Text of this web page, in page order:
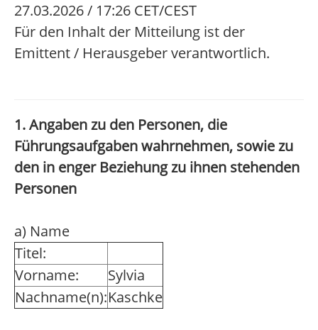
27.03.2026 / 17:26 CET/CEST
Für den Inhalt der Mitteilung ist der
Emittent / Herausgeber verantwortlich.
1. Angaben zu den Personen, die
Führungsaufgaben wahrnehmen, sowie zu
den in enger Beziehung zu ihnen stehenden
Personen
a) Name
Titel:
Vorname:
Sylvia
Nachname(n):Kaschke